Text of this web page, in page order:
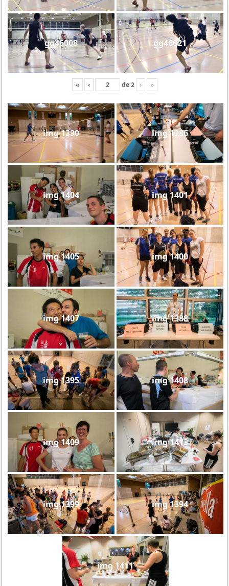
gg46008 gg46021
« ‹ de2 › »
img 1390 img 1386
img 1404 img 1401
img 1405 img 1400
img 1407 img 1388
img 1395 img 1408
img 1409 img 1413
img 1399 img 1394
img 1411